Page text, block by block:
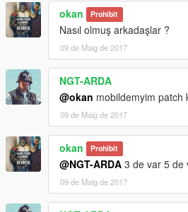
okan Prohibit
Nasıl olmuş arkadaşlar ?
09 de Maig de 2017
NGT-ARDA
@okan mobildemyim patch
09 de Maig de 2017
okan Prohibit
@NGT-ARDA 3 de var 5 de
09 de Maig de 2017